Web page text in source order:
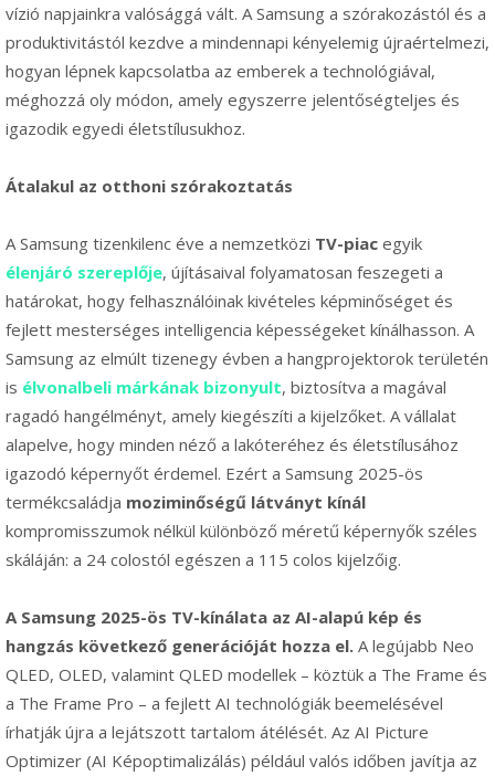
vízió napjainkra valósággá vált. A Samsung a szórakozástól és a
produktivitástól kezdve a mindennapi kényelemig újraértelmezi,
hogyan lépnek kapcsolatba az emberek a technológiával,
méghozzá oly módon, amely egyszerre jelentőségteljes és
igazodik egyedi életstílusukhoz.
Átalakul az otthoni szórakoztatás
A Samsung tizenkilenc éve a nemzetközi TV-piac egyik
élenjáró szereplője, újításaival folyamatosan feszegeti a
határokat, hogy felhasználóinak kivételes képminőséget és
fejlett mesterséges intelligencia képességeket kínálhasson. A
Samsung az elmúlt tizenegy évben a hangprojektorok területén
is élvonalbeli márkának bizonyult, biztosítva a magával
ragadó hangélményt, amely kiegészíti a kijelzőket. A vállalat
alapelve, hogy minden néző a lakóteréhez és életstílusához
igazodó képernyőt érdemel. Ezért a Samsung 2025-ös
termékcsaládja moziminőségű látványt kínál
kompromisszumok nélkül különböző méretű képernyők széles
skáláján: a 24 colostól egészen a 115 colos kijelzőig.
A Samsung 2025-ös TV-kínálata az AI-alapú kép és
hangzás következő generációját hozza el. A legújabb Neo
QLED, OLED, valamint QLED modellek – köztük a The Frame és
a The Frame Pro – a fejlett AI technológiák beemelésével
írhatják újra a lejátszott tartalom átélését. Az AI Picture
Optimizer (AI Képoptimalizálás) például valós időben javítja az